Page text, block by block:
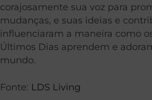
corajosamente sua voz para
mudanças, e suas ideias e
influenciaram a maneira como
Últimos Dias aprendem e
mundo.
Fonte: LDS Living